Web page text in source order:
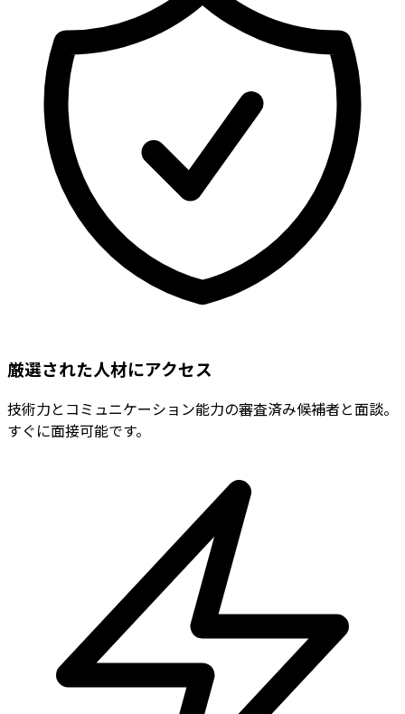
厳選された人材にアクセス
技術力とコミュニケーション能力の審査済み候補者と面談。
すぐに面接可能です。